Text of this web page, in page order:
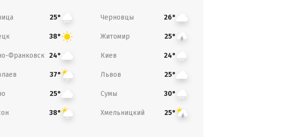
25° Черновцы 26°
38° Житомир 25°
Франковск 24° Киев 24°
37° Львов 25°
25° Сумы 30°
38° Хмельницкий 25°